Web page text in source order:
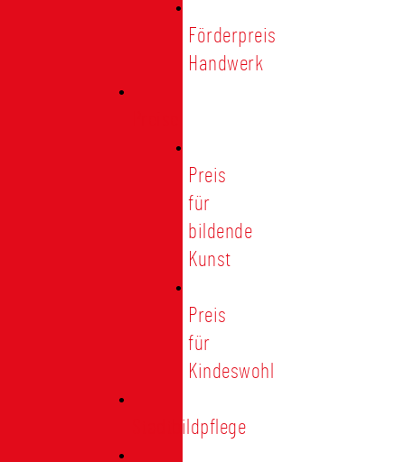
Förderpreis
Handwerk
Preis
für
bildende
Kunst
Preis
für
Kindeswohl
Stadtbildpflege